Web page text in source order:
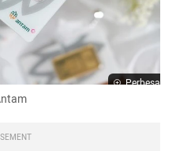
Perbesar